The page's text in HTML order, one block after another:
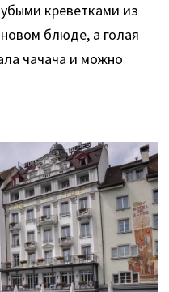
креветками из
блюде, а голая
чачача и можно